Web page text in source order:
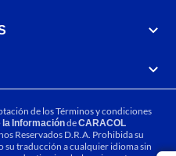
de losTérminos y condiciones
la InformacióndeCARACOL
Reservados D.R.A. Prohibida su
traducción a cualquier idioma sin